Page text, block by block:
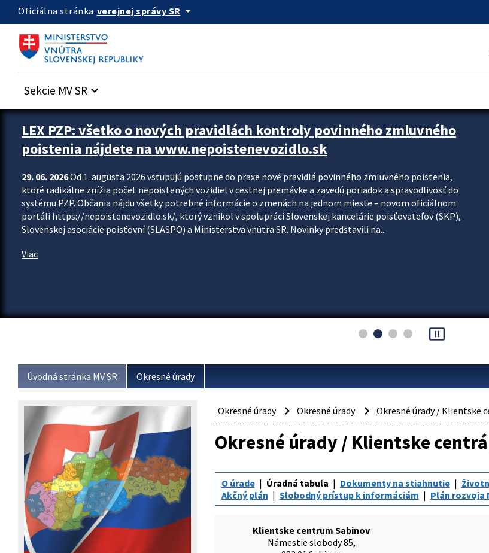
Preskocit na hlavný obsah
Oficiálna stránka verejnej správy SR arrow_drop_down
Sekcie MV SR keyboard_arrow_down
Zastavit automatický posun upútavok
LEX PZP: všetko o nových pravidlách kontroly povinného zmluvného
poistenia nájdete na www.nepoistenevozidlo.sk
29. 06. 2026Od 1. augusta 2026 vstupujú postupne do praxe nové pravidlá povinného zmluvného poistenia,
ktoré radikálne znížia počet nepoistených vozidiel v cestnej premávke a zavedú poriadok a spravodlivosť do
systému PZP. Občania nájdu všetky potrebné informácie o zmenách na jednom mieste – novom oficiálnom
portáli https://nepoistenevozidlo.sk/, ktorý vznikol v spolupráci Slovenskej kancelárie poisťovateľov (SKP),
Slovenskej asociácie poisťovní (SLASPO) a Ministerstva vnútra SR. Novinky predstavili na...
Viac
pause_presentation
Úvodná stránka MV SR Okresné úrady
Okresné úrady Okresné úrady Okresné úrady / Klientske
Okresné úrady / Klientske
O úrade Úradná tabuľa Dokumenty na stiahnutie
Akčný plán
Slobodný prístup k informáciám Plán rozvoja
Klientske centrum Sabinov
Námestie slobody 85,